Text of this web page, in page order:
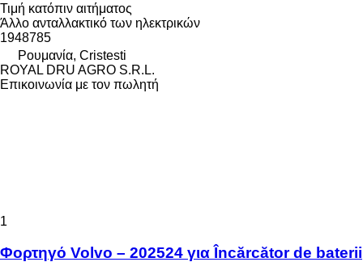
Τιμή κατόπιν αιτήματος
Άλλο ανταλλακτικό των ηλεκτρικών
1948785
Ρουμανία, Cristesti
ROYAL DRU AGRO S.R.L.
Επικοινωνία με τον πωλητή
1
Φορτηγό Volvo – 202524 για Încărcător de baterii